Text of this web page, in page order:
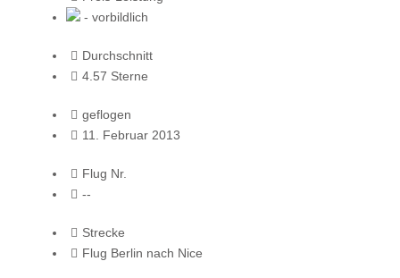
- vorbildlich
Durchschnitt
4.57 Sterne
geflogen
11. Februar 2013
Flug Nr.
--
Strecke
Flug Berlin nach Nice